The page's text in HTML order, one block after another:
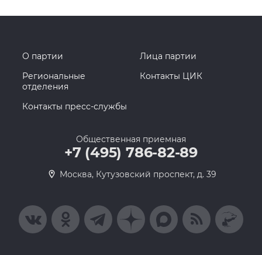
О партии
Лица партии
Региональные
отделения
Контакты ЦИК
Контакты пресс-службы
Общественная приемная
+7 (495) 786-82-89
Москва, Кутузовский проспект, д. 39